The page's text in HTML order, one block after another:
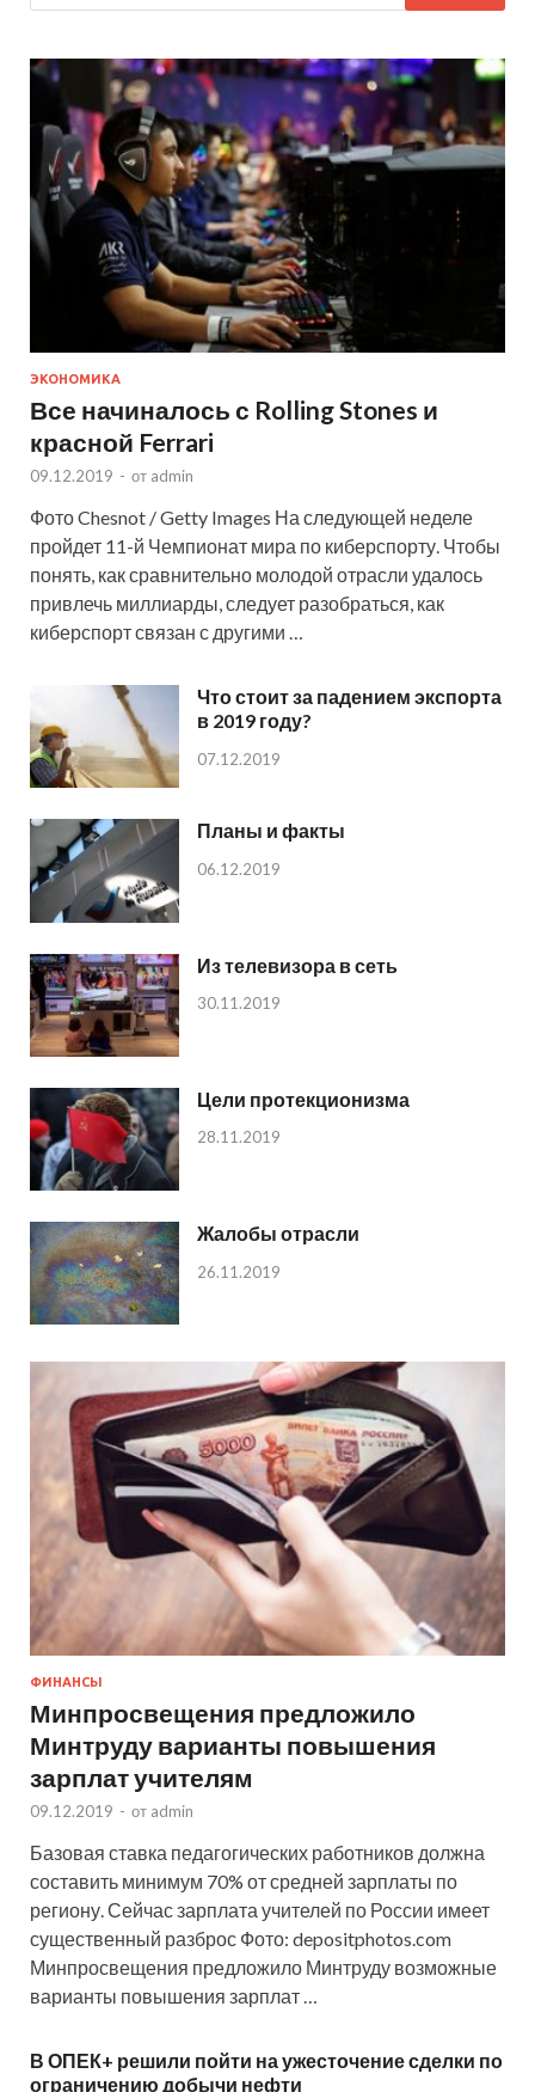
ЭКОНОМИКА
Все начиналось с Rolling Stones и
красной Ferrari
09.12.2019 - от admin
Фото Chesnot / Getty Images На следующей неделе
пройдет 11-й Чемпионат мира по киберспорту. Чтобы
понять, как сравнительно молодой отрасли удалось
привлечь миллиарды, следует разобраться, как
киберспорт связан с другими …
Что стоит за падением экспорта
в 2019 году?
07.12.2019
Планы и факты
06.12.2019
Из телевизора в сеть
30.11.2019
Цели протекционизма
28.11.2019
Жалобы отрасли
26.11.2019
ФИНАНСЫ
Минпросвещения предложило
Минтруду варианты повышения
зарплат учителям
09.12.2019 - от admin
Базовая ставка педагогических работников должна
составить минимум 70% от средней зарплаты по
региону. Сейчас зарплата учителей по России имеет
существенный разброс Фото: depositphotos.com
Минпросвещения предложило Минтруду возможные
варианты повышения зарплат …
В ОПЕК+ решили пойти на ужесточение сделки по
ограничению добычи нефти